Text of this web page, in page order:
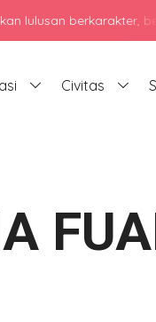
berkarakter,
Civitas